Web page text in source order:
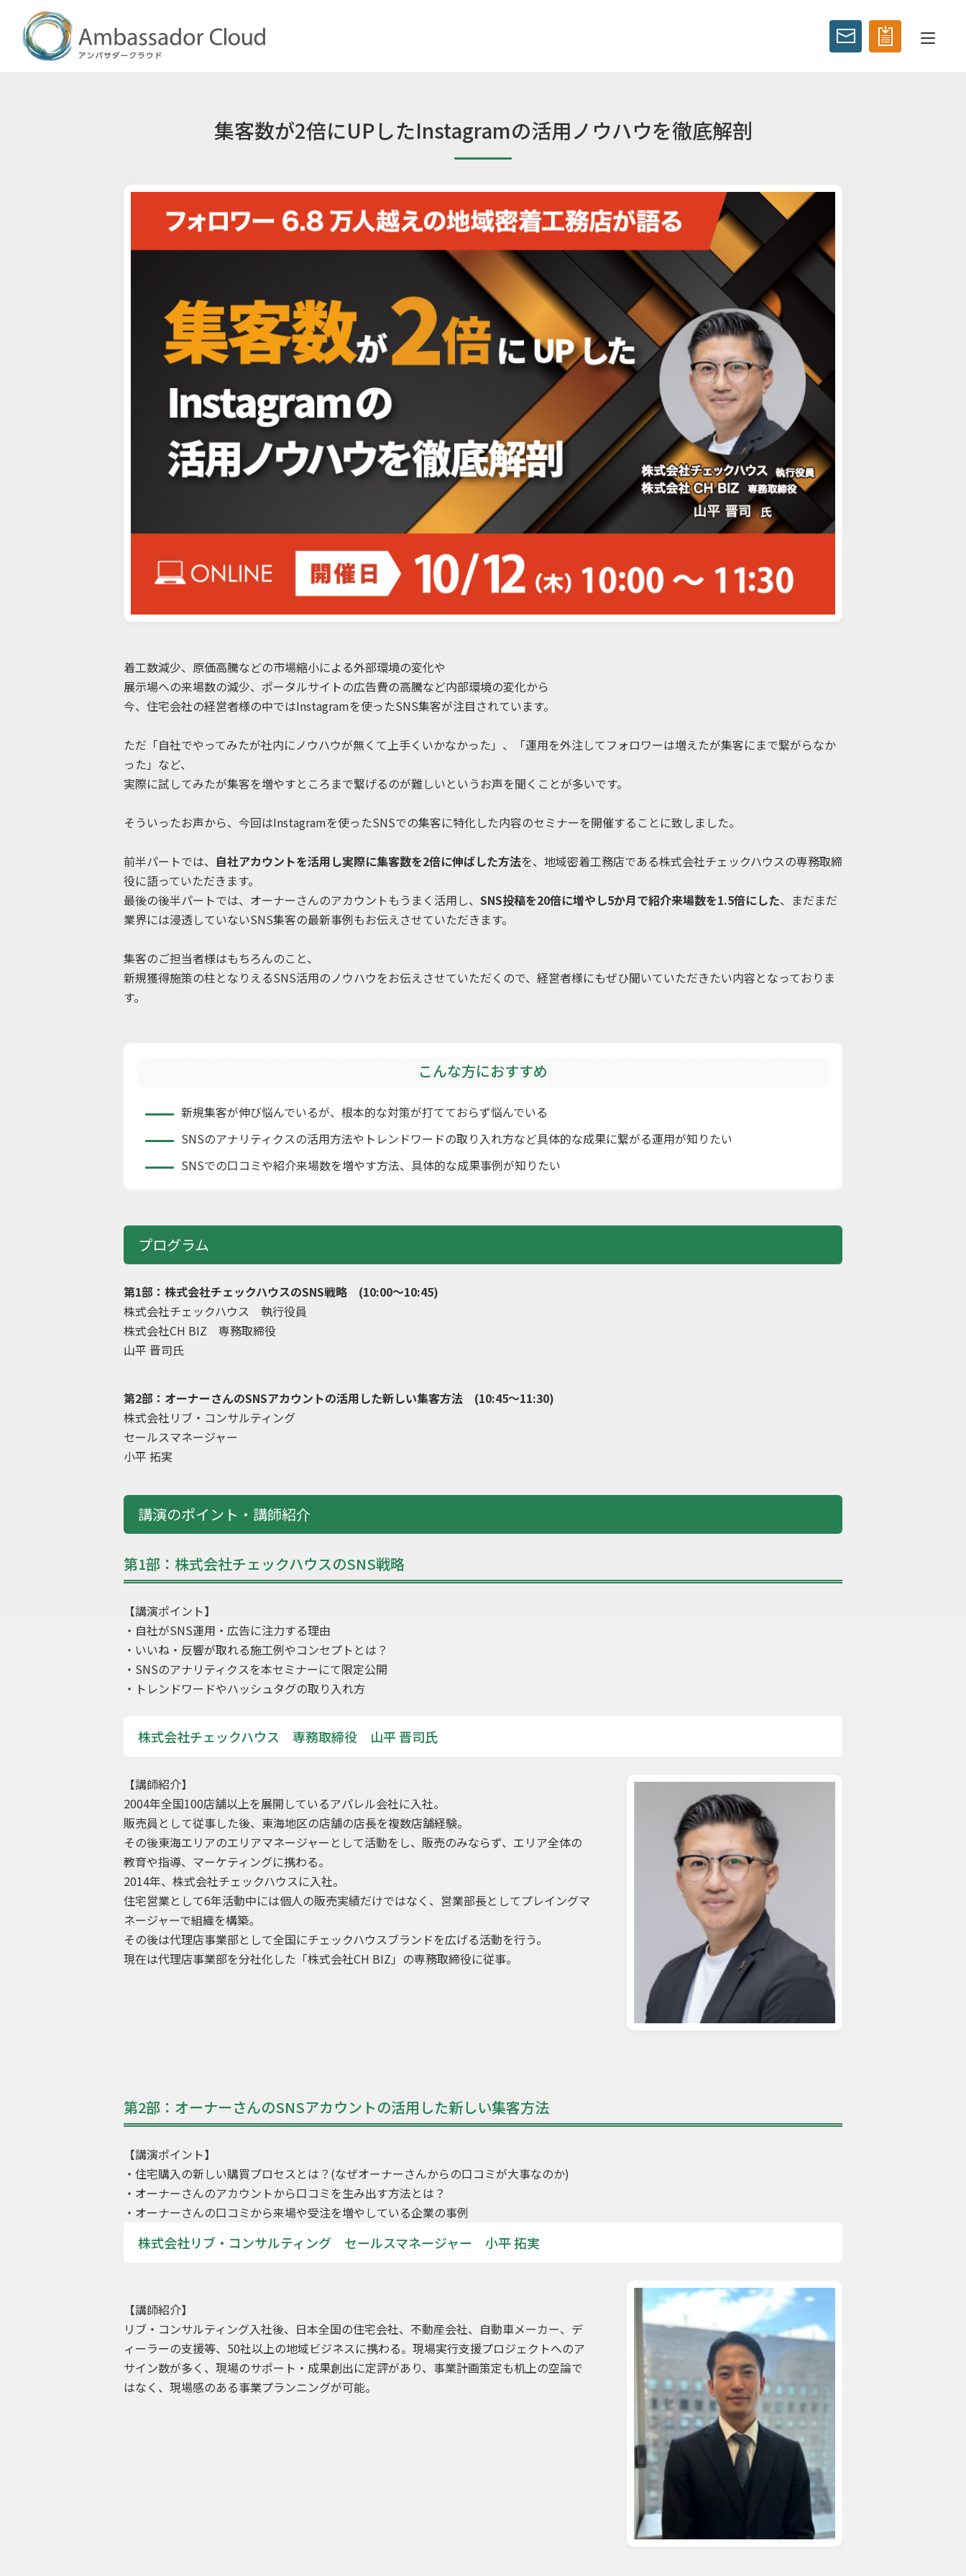
集客数が2倍にUPしたInstagramの活用ノウハウを徹底解剖
着工数減少、原価高騰などの市場縮小による外部環境の変化や
展示場への来場数の減少、ポータルサイトの広告費の高騰など内部環境の変化から
今、住宅会社の経営者様の中ではInstagramを使ったSNS集客が注目されています。
ただ「自社でやってみたが社内にノウハウが無くて上手くいかなかった」、「運用を外注してフォロワーは増えたが集客にまで繋がらなか
った」など、
実際に試してみたが集客を増やすところまで繋げるのが難しいというお声を聞くことが多いです。
そういったお声から、今回はInstagramを使ったSNSでの集客に特化した内容のセミナーを開催することに致しました。
前半パートでは、 自社アカウントを活用し実際に集客数を2倍に伸ばした方法を、地域密着工務店である株式会社チェックハウスの専務取締
役に語っていただきます。
最後の後半パートでは、オーナーさんのアカウントもうまく活用し、 SNS投稿を20倍に増やし5か月で紹介来場数を1.5倍にした、まだまだ
業界には浸透していないSNS集客の最新事例もお伝えさせていただきます。
集客のご担当者様はもちろんのこと、
新規獲得施策の柱となりえるSNS活用のノウハウをお伝えさせていただくので、経営者様にもぜひ聞いていただきたい内容となっておりま
す。
こんな方におすすめ
新規集客が伸び悩んでいるが、根本的な対策が打てておらず悩んでいる
SNSのアナリティクスの活用方法やトレンドワードの取り入れ方など具体的な成果に繋がる運用が知りたい
SNSでの口コミや紹介来場数を増やす方法、具体的な成果事例が知りたい
プログラム
第1部：株式会社チェックハウスのSNS戦略 (10:00～10:45)
株式会社チェックハウス 執行役員
株式会社CH BIZ 専務取締役
山平 晋司氏
第2部：オーナーさんのSNSアカウントの活用した新しい集客方法 (10:45～11:30)
株式会社リブ・コンサルティング
セールスマネージャー
小平 拓実
講演のポイント・講師紹介
第1部：株式会社チェックハウスのSNS戦略
【講演ポイント】
・自社がSNS運用・広告に注力する理由
・いいね・反響が取れる施工例やコンセプトとは？
・SNSのアナリティクスを本セミナーにて限定公開
・トレンドワードやハッシュタグの取り入れ方
株式会社チェックハウス 専務取締役 山平 晋司氏
【講師紹介】
2004年全国100店舗以上を展開しているアパレル会社に入社。
販売員として従事した後、東海地区の店舗の店長を複数店舗経験。
その後東海エリアのエリアマネージャーとして活動をし、販売のみならず、エリア全体の
教育や指導、マーケティングに携わる。
2014年、株式会社チェックハウスに入社。
住宅営業として6年活動中には個人の販売実績だけではなく、営業部長としてプレイングマ
ネージャーで組織を構築。
その後は代理店事業部として全国にチェックハウスブランドを広げる活動を行う。
現在は代理店事業部を分社化した「株式会社CH BIZ」の専務取締役に従事。
第2部：オーナーさんのSNSアカウントの活用した新しい集客方法
【講演ポイント】
・住宅購入の新しい購買プロセスとは？(なぜオーナーさんからの口コミが大事なのか)
・オーナーさんのアカウントから口コミを生み出す方法とは？
・オーナーさんの口コミから来場や受注を増やしている企業の事例
株式会社リブ・コンサルティング セールスマネージャー 小平 拓実
【講師紹介】
リブ・コンサルティング入社後、日本全国の住宅会社、不動産会社、自動車メーカー、デ
ィーラーの支援等、50社以上の地域ビジネスに携わる。現場実行支援プロジェクトへのア
サイン数が多く、現場のサポート・成果創出に定評があり、事業計画策定も机上の空論で
はなく、現場感のある事業プランニングが可能。